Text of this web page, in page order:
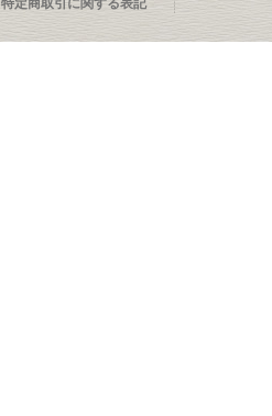
特定商取引に関する表記